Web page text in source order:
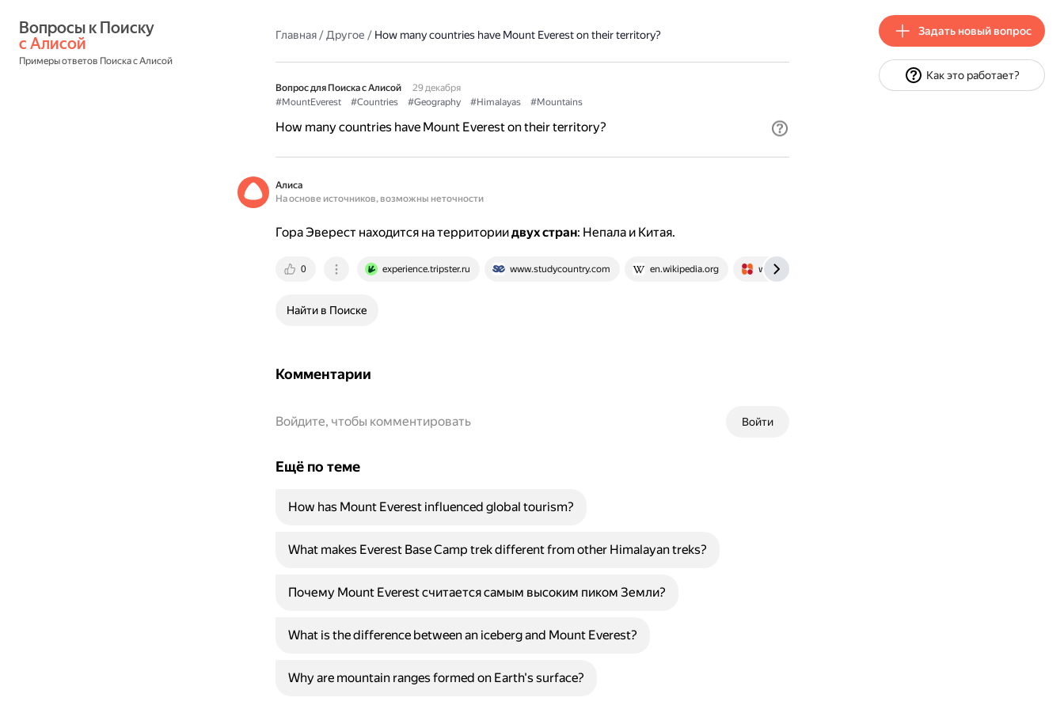
с Алисой
Примеры ответов Поиска с Алисой
Главная/Другое / How many countries have Mount Everest on their territory?
Вопрос для Поиска с Алисой
29 декабря
#MountEverest
#Countries #Geography #Himalayas #Mountains
How many countries have Mount Everest on their territory?
Алиса
На основе источников, возможны неточности
Гора Эверест находится на территориидвух стран: Непала и Китая.
0 experience.tripster.ru www.studycountry.com en.wikipedia.org www.chinahighlights.com
Найти в Поиске
Комментарии
Войти
Войдите, чтобы комментировать
Ещё по теме
How has Mount Everest influenced global tourism?
What makes Everest Base Camp trek different from other Himalayan treks?
Почему Mount Everest считается самым высоким пиком Земли?
What is the difference between an iceberg and Mount Everest?
Why are mountain ranges formed on Earth's surface?
Задать новый вопрос
Как это работает?